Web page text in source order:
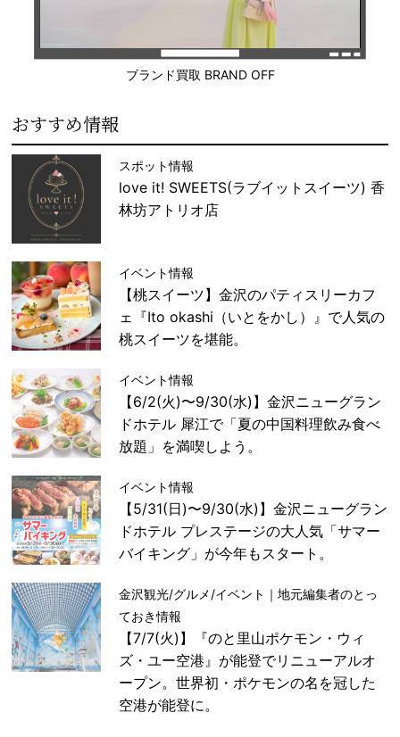
ブランド買取 BRAND OFF
おすすめ情報
スポット情報
love it! SWEETS(ラブイットスイーツ) 香
林坊アトリオ店
イベント情報
【桃スイーツ】金沢のパティスリーカフ
ェ『Ito okashi（いとをかし）』で人気の
桃スイーツを堪能。
イベント情報
【6/2(火)〜9/30(水)】金沢ニューグラン
ドホテル 犀江で「夏の中国料理飲み食べ
放題」を満喫しよう。
イベント情報
【5/31(日)〜9/30(水)】金沢ニューグラン
ドホテル プレステージの大人気「サマー
バイキング」が今年もスタート。
金沢観光/グルメ/イベント｜地元編集者のとっ
ておき情報
【7/7(火)】『のと里山ポケモン・ウィ
ズ・ユー空港』が能登でリニューアルオ
ープン。世界初・ポケモンの名を冠した
空港が能登に。